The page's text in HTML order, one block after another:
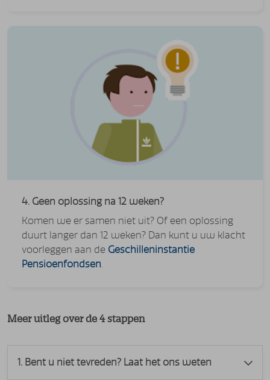
4. Geen oplossing na 12 weken?
Komen we er samen niet uit? Of een oplossing
duurt langer dan 12 weken? Dan kunt u uw klacht
voorleggen aan de Geschilleninstantie
Pensioenfondsen
Meer uitleg over de 4 stappen
1. Bent u niet tevreden? Laat het ons weten